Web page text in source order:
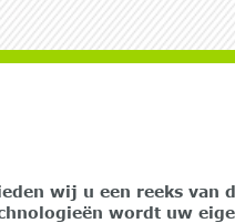
wij u een reeks
wordt uw